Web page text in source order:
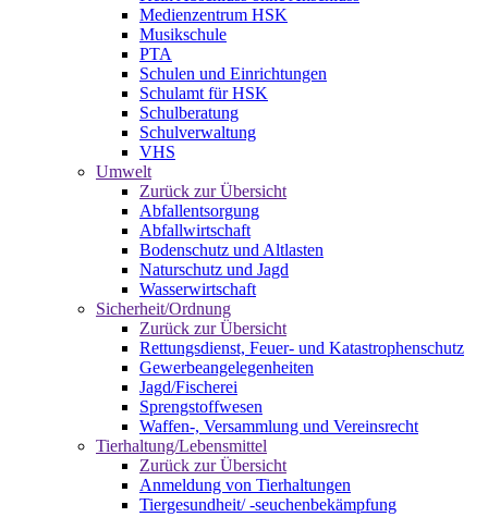
Medienzentrum HSK
Musikschule
PTA
Schulen und Einrichtungen
Schulamt für HSK
Schulberatung
Schulverwaltung
VHS
Umwelt
Zurück zur Übersicht
Abfallentsorgung
Abfallwirtschaft
Bodenschutz und Altlasten
Naturschutz und Jagd
Wasserwirtschaft
Sicherheit/Ordnung
Zurück zur Übersicht
Rettungsdienst, Feuer- und Katastrophenschutz
Gewerbeangelegenheiten
Jagd/Fischerei
Sprengstoffwesen
Waffen-, Versammlung und Vereinsrecht
Tierhaltung/Lebensmittel
Zurück zur Übersicht
Anmeldung von Tierhaltungen
Tiergesundheit/ -seuchenbekämpfung